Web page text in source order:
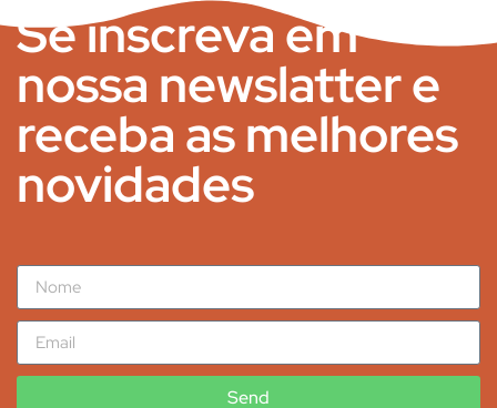
Se inscreva em
nossa newslatter e
receba as melhores
novidades
Send